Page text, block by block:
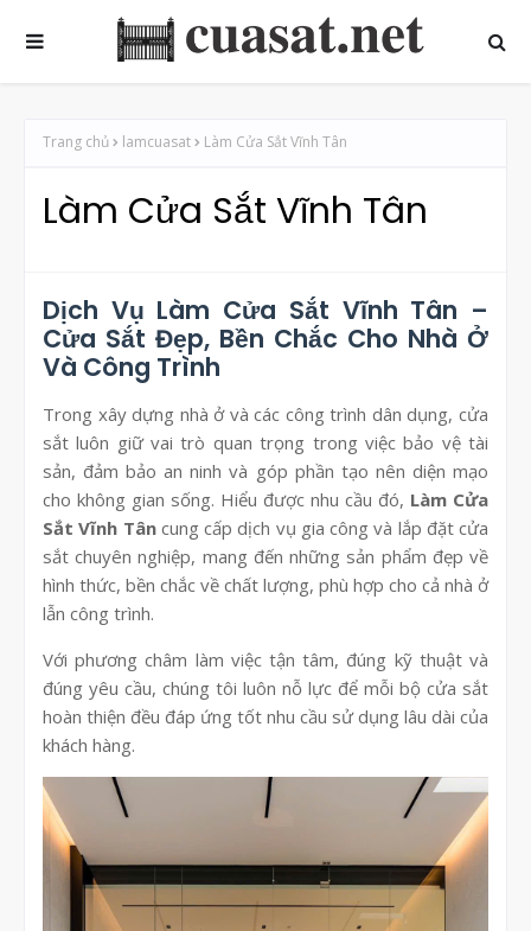
Trang chủ lamcuasat Làm Cửa Sắt Vĩnh Tân
Làm Cửa Sắt Vĩnh Tân
Dịch Vụ Làm Cửa Sắt Vĩnh Tân –
Cửa Sắt Đẹp, Bền Chắc Cho Nhà Ở
Và Công Trình
Trong xây dựng nhà ở và các công trình dân dụng, cửa
sắt luôn giữ vai trò quan trọng trong việc bảo vệ tài
sản, đảm bảo an ninh và góp phần tạo nên diện mạo
cho không gian sống. Hiểu được nhu cầu đó, Làm Cửa
Sắt Vĩnh Tâncung cấp dịch vụ gia công và lắp đặt cửa
sắt chuyên nghiệp, mang đến những sản phẩm đẹp về
hình thức, bền chắc về chất lượng, phù hợp cho cả nhà ở
lẫn công trình.
Với phương châm làm việc tận tâm, đúng kỹ thuật và
đúng yêu cầu, chúng tôi luôn nỗ lực để mỗi bộ cửa sắt
hoàn thiện đều đáp ứng tốt nhu cầu sử dụng lâu dài của
khách hàng.